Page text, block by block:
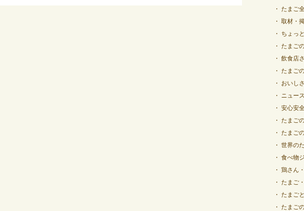
たまご
取材・
ちょっ
たまご
飲食店
たまご
おいし
ニュー
安心安
たまご
たまご
世界の
食べ物
鶏さん
たまご
たまご
たまご